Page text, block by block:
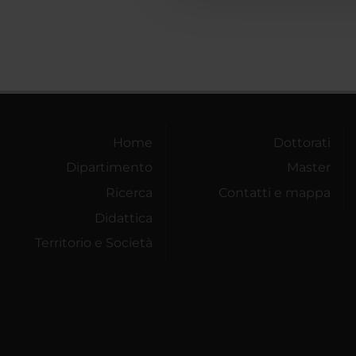
Home
Dipartimento
Ricerca
Didattica
Territorio e Società
Dottorati
Master
Contatti e mappa